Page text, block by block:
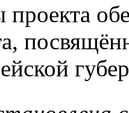
проекта